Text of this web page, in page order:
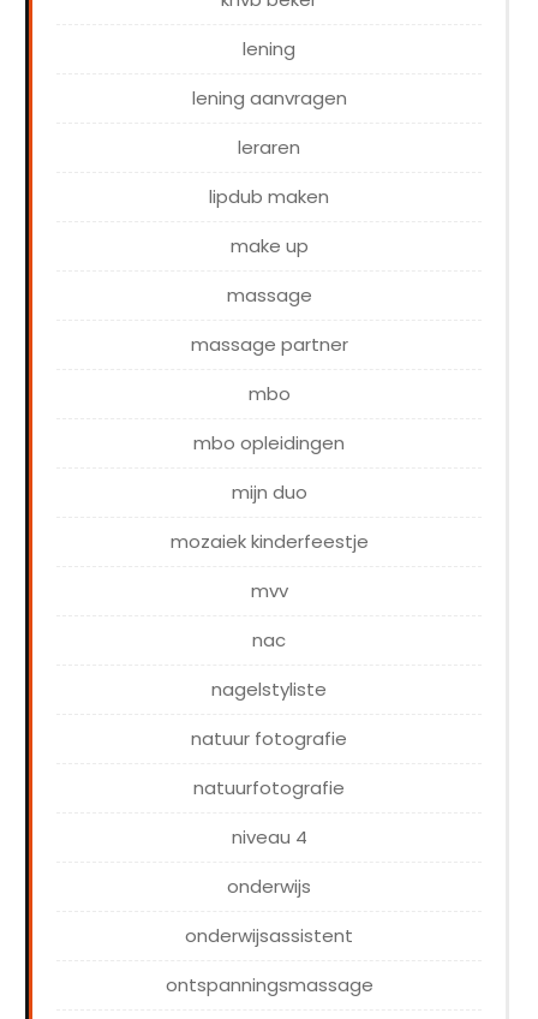
lening
lening aanvragen
leraren
lipdub maken
make up
massage
massage partner
mbo
mbo opleidingen
mijn duo
mozaiek kinderfeestje
mvv
nac
nagelstyliste
natuur fotografie
natuurfotografie
niveau 4
onderwijs
onderwijsassistent
ontspanningsmassage